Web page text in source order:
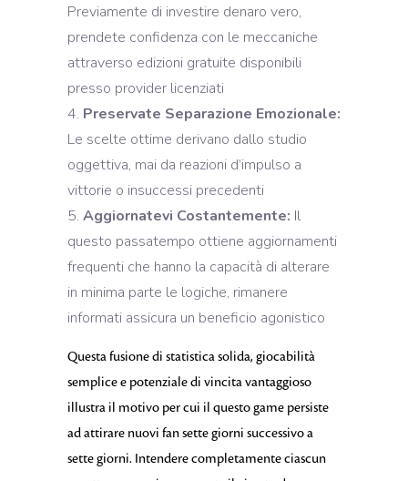
Previamente di investire denaro vero,
prendete confidenza con le meccaniche
attraverso edizioni gratuite disponibili
presso provider licenziati
Preservate Separazione Emozionale:
Le scelte ottime derivano dallo studio
oggettiva, mai da reazioni d’impulso a
vittorie o insuccessi precedenti
Aggiornatevi Costantemente: Il
questo passatempo ottiene aggiornamenti
frequenti che hanno la capacità di alterare
in minima parte le logiche, rimanere
informati assicura un beneficio agonistico
Questa fusione di statistica solida, giocabilità
semplice e potenziale di vincita vantaggioso
illustra il motivo per cui il questo game persiste
ad attirare nuovi fan sette giorni successivo a
sette giorni. Intendere completamente ciascun